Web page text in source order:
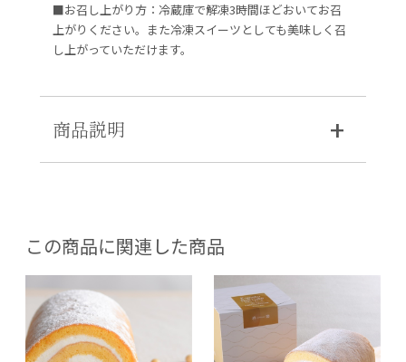
■お召し上がり方：冷蔵庫で解凍3時間ほどおいてお召
上がりください。また冷凍スイーツとしても美味しく召
し上がっていただけます。
商品説明
この商品に関連した商品